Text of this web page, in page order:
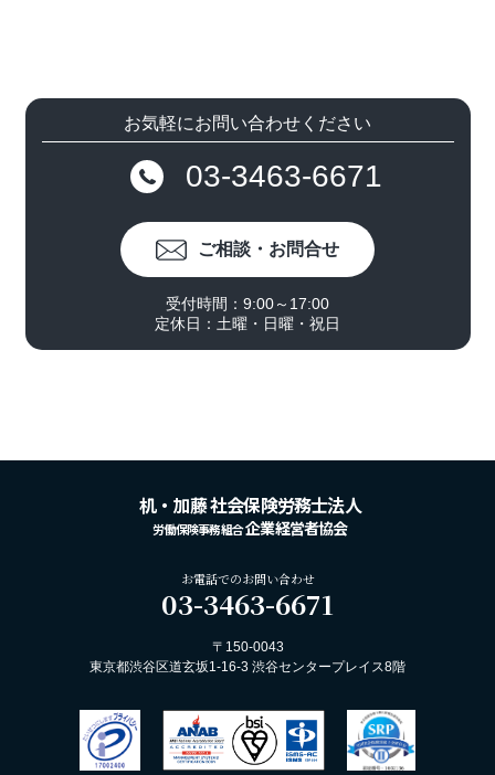
お気軽にお問い合わせください
03-3463-6671
ご相談・お問合せ
受付時間：9:00～17:00
定休日：土曜・日曜・祝日
机・加藤 社会保険労務士法人
労働保険事務組合企業経営者協会
お電話でのお問い合わせ
03-3463-6671
〒150-0043
東京都渋谷区道玄坂1-16-3 渋谷センタープレイス8階